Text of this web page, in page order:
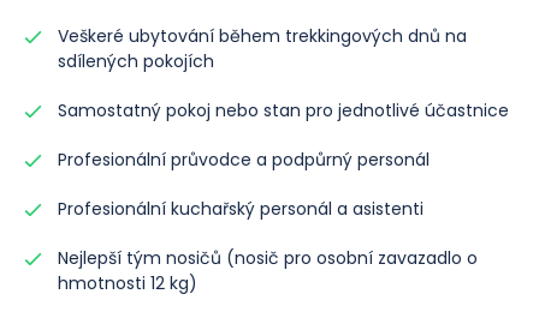
Veškeré ubytování během trekkingových dnů na
sdílených pokojích
Samostatný pokoj nebo stan pro jednotlivé účastnice
Profesionální průvodce a podpůrný personál
Profesionální kuchařský personál a asistenti
Nejlepší tým nosičů (nosič pro osobní zavazadlo o
hmotnosti 12 kg)